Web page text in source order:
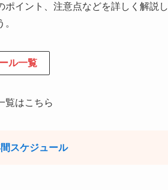
イント、注意点などを詳しく解説
ル一覧
覧はこちら
スケジュール